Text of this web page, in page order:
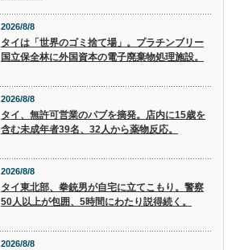
2026/8/8
タイは「世界のゴミ捨て場」。プラチンブリー
国立保全林に外国資本の電子廃棄物処理施設。
2026/8/8
タイ、無許可営業のパブを摘発。店内に15歳を
含む未成年者39名、32人から薬物反応。
2026/8/8
タイ東北部、拳銃男が自宅に立てこもり。警察
50人以上が包囲、5時間にわたり説得続く。
2026/8/8